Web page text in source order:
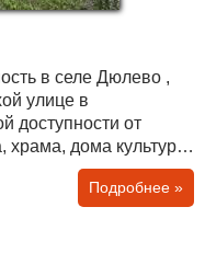
в селе Дюлево ,
улице в
доступности от
храма, дома культуры
оба в
и
Подробнее »